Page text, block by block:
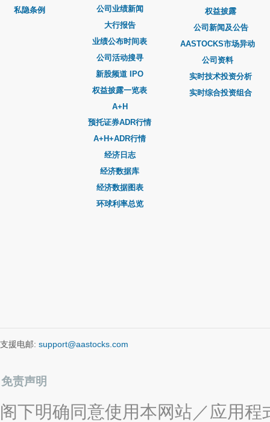
私隐条例
公司业绩新闻
大行报告
业绩公布时间表
公司活动搜寻
新股频道 IPO
权益披露一览表
A+H
预托证券ADR行情
A+H+ADR行情
经济日志
经济数据库
经济数据图表
环球利率总览
权益披露
公司新闻及公告
AASTOCKS市场异动
公司资料
实时技术投资分析
实时综合投资组合
支援电邮: support@aastocks.com
免责声明
阁下明确同意使用本网站／应用